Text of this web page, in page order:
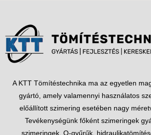
A KTT Tömítéstechnika ma az egyetlen
gyártó, amely valamennyi használatos
előállított szimering esetében nagy
Tevékenységünk főként szimeringek
szimeringek, O-gyűrűk,